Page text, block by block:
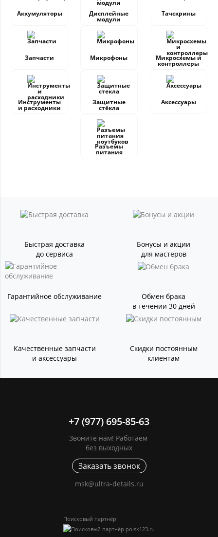
Аккумуляторы Дисплейные
модули
Тачскрины
Запчасти Микрофоны Микросхемы и
контроллеры
Инструменты
и расходники
Защитные
стёкла
Аксессуары
Разъемы
питания
Быстрая доставка
до сервиса
Бонусы и акции
для мастеров
Гарантийное обслуживание
Обмен брака
в течении 30 дней
Качественные запчасти
и аксессуары
Скидки постоянным
клиентам
+7 (977) 695-85-63
Звоните нам! Работаем
без выходных
Заказать звонок
msk@ultra-details.ru
Поисковый партнёр